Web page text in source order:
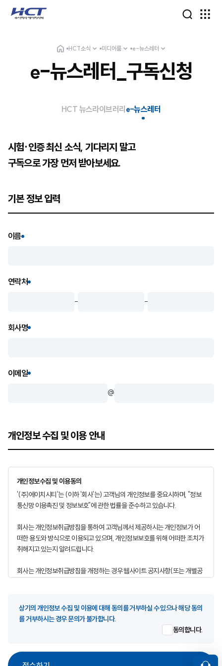
HCT소식 미디어룸 e-뉴스레터
e-뉴스레터_구독신청
HCT 뉴스라이브러리 e-뉴스레터
시험·인증 최신 소식, 기다리지 말고
구독으로 가장 먼저 받아보세요.
기본 정보 입력
이름
연락처
- -
회사명
이메일
@
개인정보 수집 및 이용 안내
개인정보수집 및 이용동의
'(주)에이치시티'는 (이하 '회사'는) 고객님의 개인정보를 중요시하며, "정보
통신망 이용촉진 및 정보보호"에 관한 법률을 준수하고 있습니다.
회사는 개인정보취급방침을 통하여 고객님께서 제공하시는 개인정보가 어
떠한 용도와 방식으로 이용되고 있으며, 개인정보보호를 위해 어떠한 조치가
취해지고 있는지 알려드립니다.
회사는 개인정보취급방침을 개정하는 경우 웹사이트 공지사항(또는 개별공
민간사업자 등 사회 전 분야의 불필요한 주민번호 수집 금지 - 법령상 근거가
없는 경우에는 대체수단 도입 등을 통해 주민번호를 수집하지 않도록 하고,
기 보유한 주민번호는 ‘16.8.6일까지 파기
상기의 개인정보 수집 및 이용에 대해 동의를 거부하실 수 있으나 해당 동의
를 거부하시는 경우 문의가 불가합니다.
동의합니다.